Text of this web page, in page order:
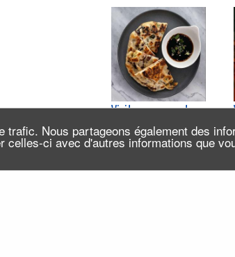
Nous partageons également des
ci avec d'autres informations que
Visites gourmandes -
Les cuisines chinoises
sur le pouce
Jeudi 13 août 2026
(et 4 autres dates)